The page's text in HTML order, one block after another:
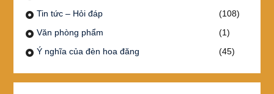
Tin tức – Hỏi đáp
(108)
Văn phòng phẩm
(1)
Ý nghĩa của đèn hoa đăng
(45)